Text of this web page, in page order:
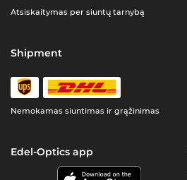
Atsiskaitymas per siuntų tarnybą
Shipment
Nemokamas siuntimas ir grąžinimas
Edel-Optics app